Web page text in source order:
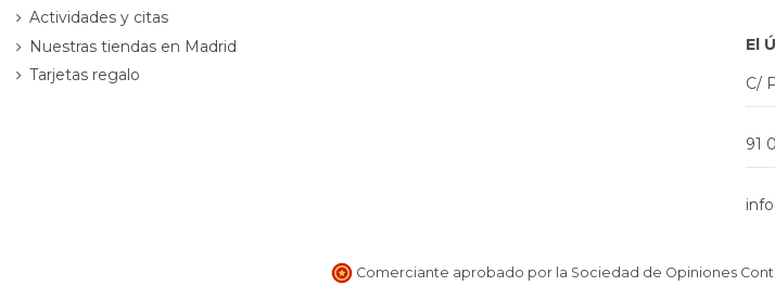
Actividades y citas
Nuestras tiendas en Madrid
Tarjetas regalo
El
C/
91
Comerciante aprobado por la Sociedad de Opiniones